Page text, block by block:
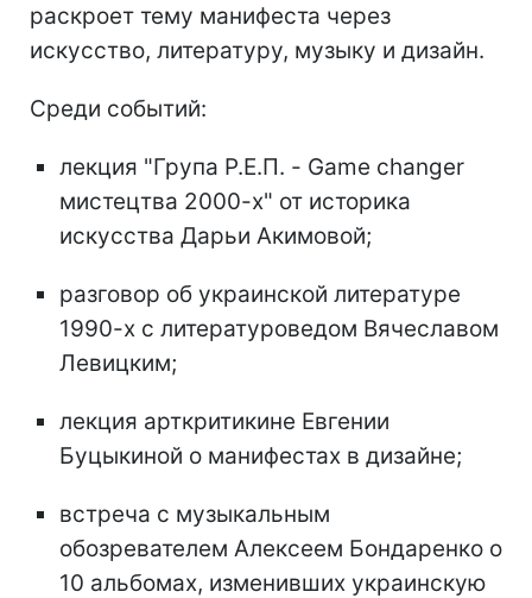
раскроет тему манифеста через
искусство, литературу, музыку и дизайн.
Среди событий:
лекция "Група Р.Е.П. - Game changer
мистецтва 2000-х" от историка
искусства Дарьи Акимовой;
разговор об украинской литературе
1990-х с литературоведом Вячеславом
Левицким;
лекция арткритикине Евгении
Буцыкиной о манифестах в дизайне;
встреча с музыкальным
обозревателем Алексеем Бондаренко о
10 альбомах, изменивших украинскую